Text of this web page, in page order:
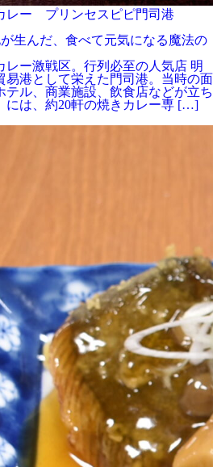
レー プリンセスピピ門司港
生んだ、食べて元気になる魔法の
レー激戦区。行列必至の人気店 明
易港として栄えた門司港。当時の面
ル、商業施設、飲食店などが立ち
には、約20軒の焼きカレー専 […]